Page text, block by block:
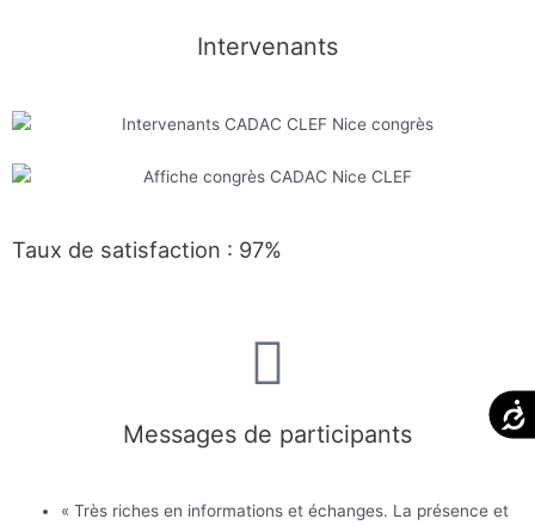
Intervenants
Taux de satisfaction : 97%
Messages de participants
« Très riches en informations et échanges. La présence et